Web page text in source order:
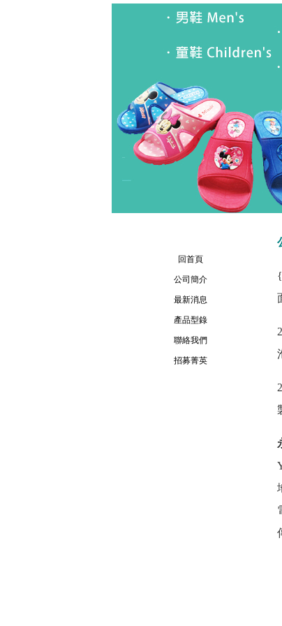
回首頁
公司簡介
最新消息
產品型錄
聯絡我們
招募菁英